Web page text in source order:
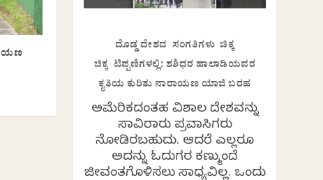
ದೊಡ್ಡ ದೇಶದ ಸಂಗತಿಗಳು ಚಿಕ್ಕ
ಚಿಕ್ಕ ಟಿಪ್ಪಣಿಗಳಲ್ಲಿ: ಶಶಿಧರ ಹಾಲಾಡಿಯವರ
ಕೃತಿಯ ಕುರಿತು ನಾರಾಯಣ ಯಾಜಿ ಬರಹ
ಅಮೆರಿಕದಂತಹ ವಿಶಾಲ ದೇಶವನ್ನು
ಸಾವಿರಾರು ಪ್ರವಾಸಿಗರು
ನೋಡಿರಬಹುದು. ಆದರೆ ಎಲ್ಲರೂ
ಅದನ್ನು ಓದುಗರ ಕಣ್ಮುಂದೆ
ಜೀವಂತಗೊಳಿಸಲು ಸಾಧ್ಯವಿಲ್ಲ. ಒಂದು